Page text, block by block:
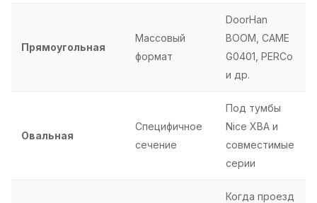
Прямоугольная
Массовый
формат
DoorHan
BOOM, CAME
G0401, PERCo
и др.
Овальная
Специфичное
сечение
Под тумбы
Nice XBA и
совместимые
серии
Когда проезд